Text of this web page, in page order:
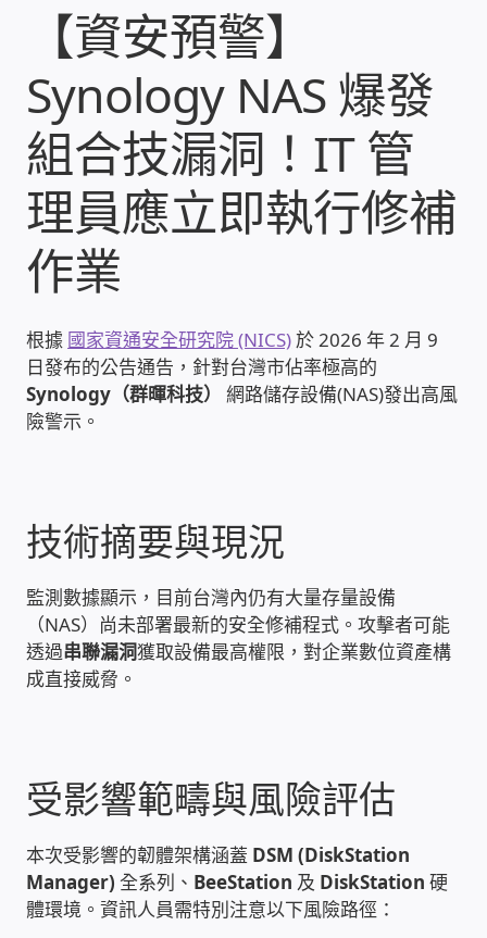
儀器設備
網路建置規劃維修-實績案例
弱電工程-實績案例
插卡計費
監視器安裝維修-實績案例
自動控制PLC專案設計-實績案例
雲端儲值型電表
電腦資訊-實績案例
電話總機安裝維修-實績案例
聯絡我們
公益贊助、社會貢獻
家庭水電修繕
【資安預警】
Synology NAS 爆發
組合技漏洞！IT 管
理員應立即執行修補
作業
根據 國家資通安全研究院 (NICS)於 2026 年 2 月 9
日發布的公告通告，針對台灣市佔率極高的
Synology（群暉科技）
網路儲存設備(NAS)發出高風
險警示。
技術摘要與現況
監測數據顯示，目前台灣內仍有大量存量設備
（NAS）尚未部署最新的安全修補程式。攻擊者可能
透過串聯漏洞獲取設備最高權限，對企業數位資產構
成直接威脅。
受影響範疇與風險評估
本次受影響的韌體架構涵蓋 DSM (DiskStation
Manager) 全系列、 BeeStation 及 DiskStation 硬
體環境。資訊人員需特別注意以下風險路徑：